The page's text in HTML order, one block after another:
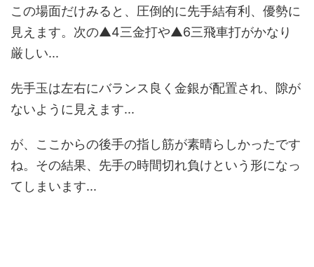
この場面だけみると、圧倒的に先手結有利、優勢に
見えます。次の▲4三金打や▲6三飛車打がかなり
厳しい...
先手玉は左右にバランス良く金銀が配置され、隙が
ないように見えます...
が、ここからの後手の指し筋が素晴らしかったです
ね。その結果、先手の時間切れ負けという形になっ
てしまいます...